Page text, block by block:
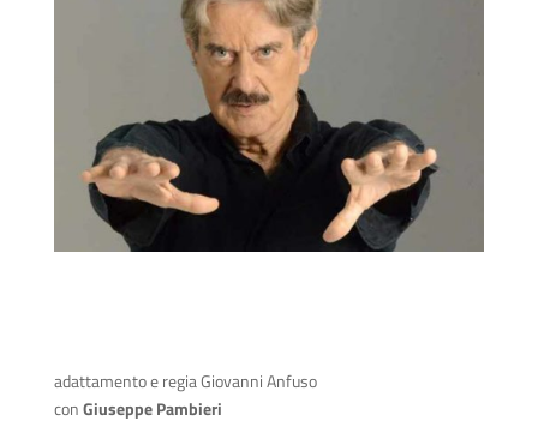
adattamento e regia Giovanni Anfuso
conGiuseppe Pambieri